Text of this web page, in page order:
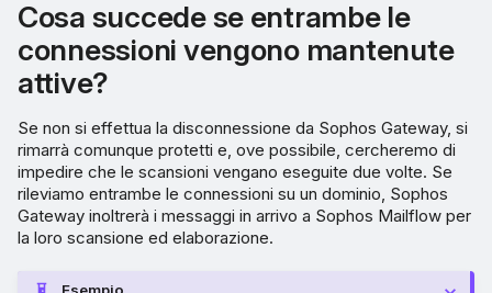
Cosa succede se entrambe le
connessioni vengono mantenute
attive?
Se non si effettua la disconnessione da Sophos Gateway, si
rimarrà comunque protetti e, ove possibile, cercheremo di
impedire che le scansioni vengano eseguite due volte. Se
rileviamo entrambe le connessioni su un dominio, Sophos
Gateway inoltrerà i messaggi in arrivo a Sophos Mailflow per
la loro scansione ed elaborazione.